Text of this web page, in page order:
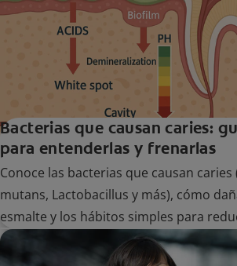
Bacterias que causan caries:
para entenderlas y frenarlas
Conoce las bacterias que causan caries
mutans, Lactobacillus y más), cómo
esmalte y los hábitos simples para
impacto.
Salud bucal